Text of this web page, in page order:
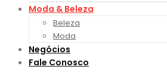
Moda & Beleza
Beleza
Moda
Negócios
Fale Conosco